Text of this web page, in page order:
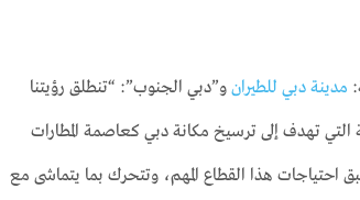
مدينة دبي للطيرانو”دبي الجنوب”: “تنطلق رؤيتنا
التي تهدف إلى ترسيخ مكانة دبي كعاصمة المطارات
احتياجات هذا القطاع المهم، وتتحرك بما يتماشى مع